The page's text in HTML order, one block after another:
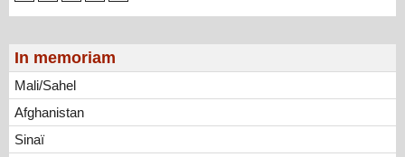
In memoriam
Mali/Sahel
Afghanistan
Sinaï